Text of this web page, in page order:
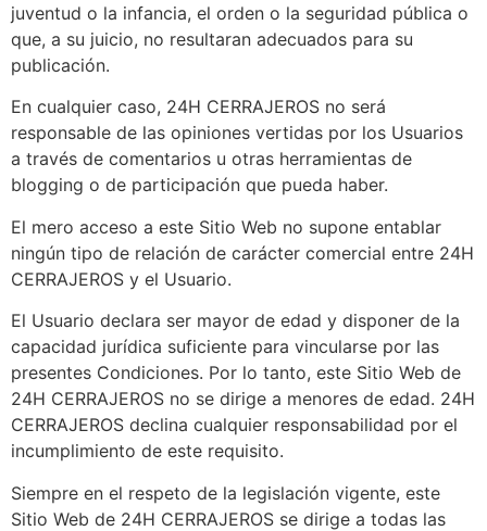
juventud o la infancia, el orden o la seguridad pública o
que, a su juicio, no resultaran adecuados para su
publicación.
En cualquier caso, 24H CERRAJEROS no será
responsable de las opiniones vertidas por los Usuarios
a través de comentarios u otras herramientas de
blogging o de participación que pueda haber.
El mero acceso a este Sitio Web no supone entablar
ningún tipo de relación de carácter comercial entre 24H
CERRAJEROS y el Usuario.
El Usuario declara ser mayor de edad y disponer de la
capacidad jurídica suficiente para vincularse por las
presentes Condiciones. Por lo tanto, este Sitio Web de
24H CERRAJEROS no se dirige a menores de edad. 24H
CERRAJEROS declina cualquier responsabilidad por el
incumplimiento de este requisito.
Siempre en el respeto de la legislación vigente, este
Sitio Web de 24H CERRAJEROS se dirige a todas las